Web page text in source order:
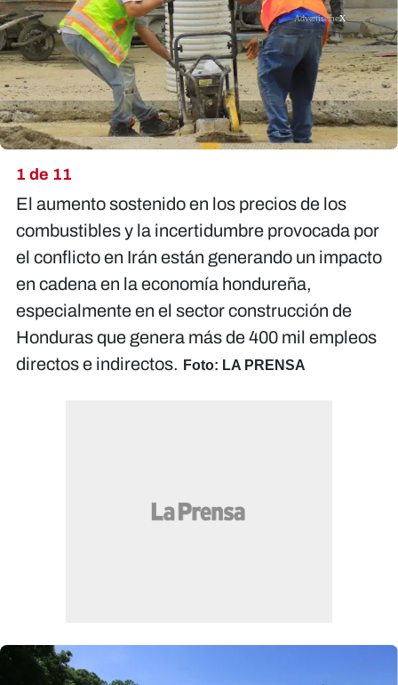
1 de 11
El aumento sostenido en los precios de los
combustibles y la incertidumbre provocada por
el conflicto en Irán están generando un impacto
en cadena en la economía hondureña,
especialmente en el sector construcción de
Honduras que genera más de 400 mil empleos
directos e indirectos. Foto: LA PRENSA
X